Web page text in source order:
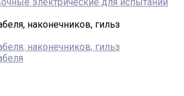
наконечников, гильз
наконечников, гильз